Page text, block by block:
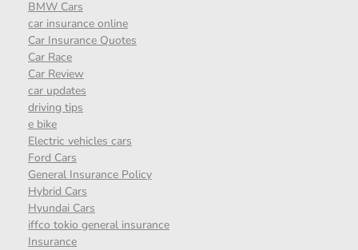
BMW Cars
car insurance online
Car Insurance Quotes
Car Race
Car Review
car updates
driving tips
e bike
Electric vehicles cars
Ford Cars
General Insurance Policy
Hybrid Cars
Hyundai Cars
iffco tokio general insurance
Insurance